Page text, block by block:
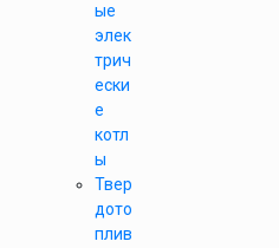
ые
элек
трич
ески
е
котл
ы
Твер
дото
плив